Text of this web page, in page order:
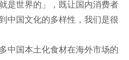
是世界的」，既让国内消费者
中国文化的多样性，我们是很
中国本土化食材在海外市场的